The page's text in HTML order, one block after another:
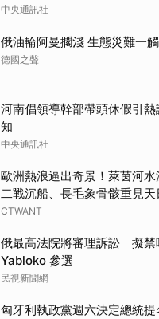
中央通訊社
俄油輪阿曼擱淺 生態災難一
德國之聲
河南倡領導幹部帶頭休假引熱
知
中央通訊社
歐洲熱浪逼出奇景！萊茵河
二戰沉船、長毛象骨骸重見天
CTWANT
俄最高法院將審理訴訟 擬禁
Yabloko 參選
民視新聞網
匈牙利執政黨週六決定總統提